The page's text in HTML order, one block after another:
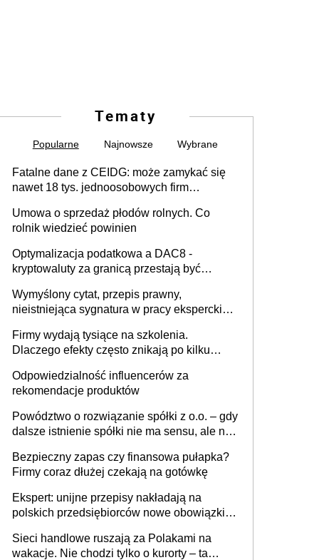
Tematy
Popularne Najnowsze Wybrane
Fatalne dane z CEIDG: może zamykać się
nawet 18 tys. jednoosobowych firm
Umowa o sprzedaż płodów rolnych. Co
rolnik wiedzieć powinien
Optymalizacja podatkowa a DAC8 -
kryptowaluty za granicą przestają być
Wymyślony cytat, przepis prawny,
nieistniejąca sygnatura w pracy eksperckiej -
firmie
Firmy wydają tysiące na szkolenia.
Dlaczego efekty często znikają po kilku
Odpowiedzialność influencerów za
rekomendacje produktów
Powództwo o rozwiązanie spółki z o.o. – gdy
dalsze istnienie spółki nie ma sensu, ale nie
Bezpieczny zapas czy finansowa pułapka?
Firmy coraz dłużej czekają na gotówkę
Ekspert: unijne przepisy nakładają na
polskich przedsiębiorców nowe obowiązki w
Sieci handlowe ruszają za Polakami na
wakacje. Nie chodzi tylko o kurorty – ta